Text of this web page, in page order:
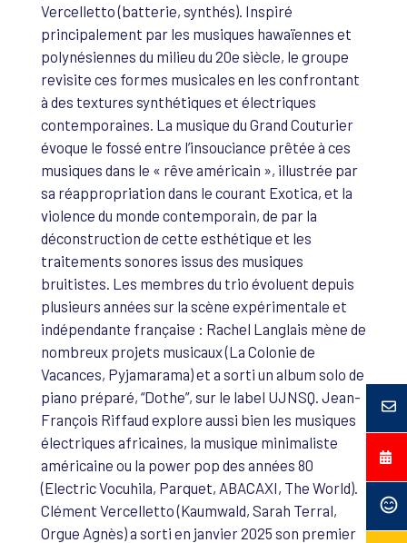
Vercelletto (batterie, synthés). Inspiré
principalement par les musiques hawaïennes et
polynésiennes du milieu du 20e siècle, le groupe
revisite ces formes musicales en les confrontant
à des textures synthétiques et électriques
contemporaines. La musique du Grand Couturier
évoque le fossé entre l’insouciance prêtée à ces
musiques dans le « rêve américain », illustrée par
sa réappropriation dans le courant Exotica, et la
violence du monde contemporain, de par la
déconstruction de cette esthétique et les
traitements sonores issus des musiques
bruitistes. Les membres du trio évoluent depuis
plusieurs années sur la scène expérimentale et
indépendante française : Rachel Langlais mène de
nombreux projets musicaux (La Colonie de
Vacances, Pyjamarama) et a sorti un album solo de
piano préparé, “Dothe”, sur le label UJNSQ. Jean-
François Riffaud explore aussi bien les musiques
électriques africaines, la musique minimaliste
américaine ou la power pop des années 80
(Electric Vocuhila, Parquet, ABACAXI, The World).
Clément Vercelletto (Kaumwald, Sarah Terral,
Orgue Agnès) a sorti en janvier 2025 son premier